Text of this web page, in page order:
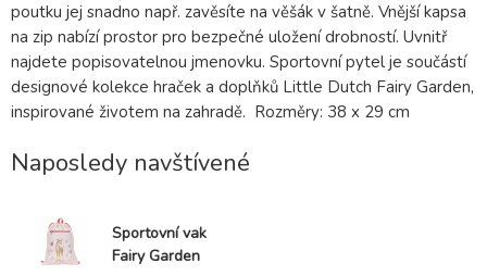
poutku jej snadno např. zavěsíte na věšák v šatně. Vnější kapsa
na zip nabízí prostor pro bezpečné uložení drobností. Uvnitř
najdete popisovatelnou jmenovku. Sportovní pytel je součástí
designové kolekce hraček a doplňků Little Dutch Fairy Garden,
inspirované životem na zahradě. Rozměry: 38 x 29 cm
Naposledy navštívené
Sportovní vak
Fairy Garden